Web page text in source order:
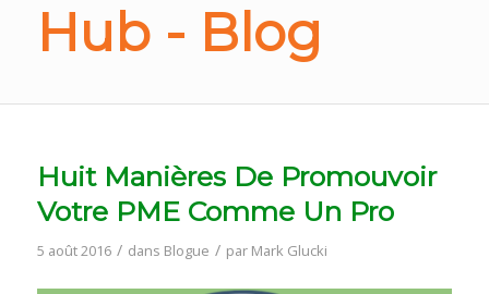
Hub - Blog
Huit Manières De Promouvoir
Votre PME Comme Un Pro
5 août 2016 / dans Blogue / par Mark Glucki